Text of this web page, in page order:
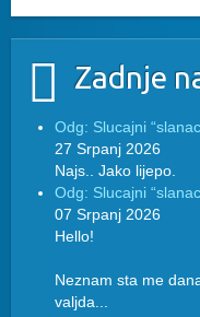
Zadnje
Odg: Slucajni
27 Srpanj 2026
Najs.. Jako lijepo.
Odg: Slucajni
07 Srpanj 2026
Hello!
Neznam sta me
valjda...